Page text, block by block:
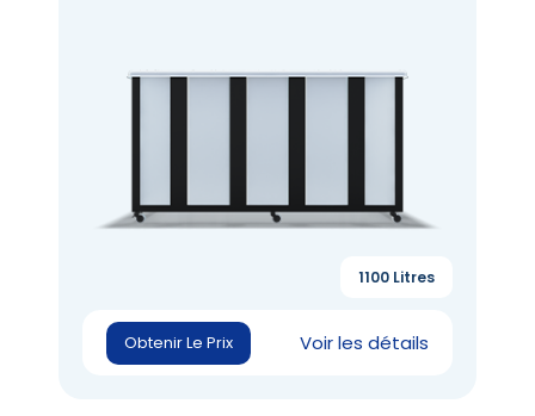
Obtenir Le Prix Voir les détails
1100 Litres